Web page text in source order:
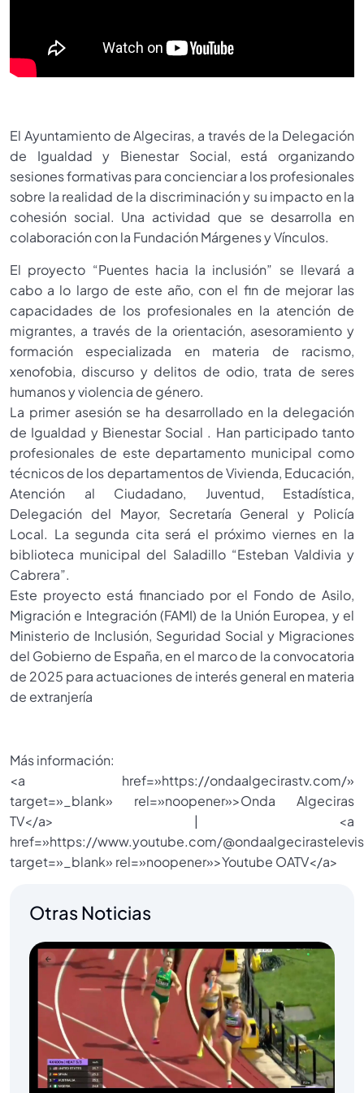
El Ayuntamiento de Algeciras, a través de la Delegación
de Igualdad y Bienestar Social, está organizando
sesiones formativas para concienciar a los profesionales
sobre la realidad de la discriminación y su impacto en la
cohesión social. Una actividad que se desarrolla en
colaboración con la Fundación Márgenes y Vínculos.
El proyecto “Puentes hacia la inclusión” se llevará a
cabo a lo largo de este año, con el fin de mejorar las
capacidades de los profesionales en la atención de
migrantes, a través de la orientación, asesoramiento y
formación especializada en materia de racismo,
xenofobia, discurso y delitos de odio, trata de seres
humanos y violencia de género.
La primer asesión se ha desarrollado en la delegación
de Igualdad y Bienestar Social . Han participado tanto
profesionales de este departamento municipal como
técnicos de los departamentos de Vivienda, Educación,
Atención al Ciudadano, Juventud, Estadística,
Delegación del Mayor, Secretaría General y Policía
Local. La segunda cita será el próximo viernes en la
biblioteca municipal del Saladillo “Esteban Valdivia y
Cabrera”.
Este proyecto está financiado por el Fondo de Asilo,
Migración e Integración (FAMI) de la Unión Europea, y el
Ministerio de Inclusión, Seguridad Social y Migraciones
del Gobierno de España, en el marco de la convocatoria
de 2025 para actuaciones de interés general en materia
de extranjería
Más información:
<a href=»https://ondaalgecirastv.com/»
target=»_blank» rel=»noopener»>Onda Algeciras
TV</a> | <a
href=»https://www.youtube.com/
target=»_blank» rel=»noopener»>Youtube OATV</a>
Otras Noticias